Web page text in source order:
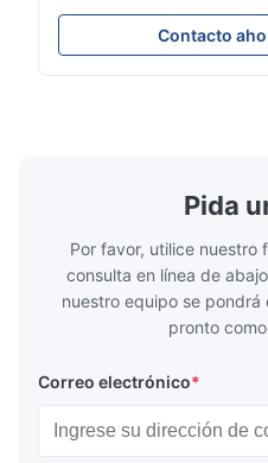
Profibus-PA y totalizador *
posición de instalación:
o en tuberías
Contacto
Pida
Por favor, utilice nuestro
consulta en línea de
nuestro equipo se
pronto
Correo electrónico*